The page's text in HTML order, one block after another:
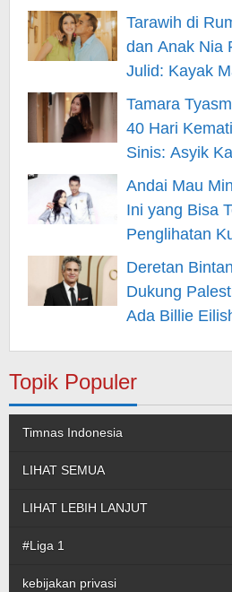
Berita Hiburan
Tarawih di
dan Anak Nia
Julid: Kayak
Hiburan
Tamara
40 Hari
Sinis: Asyik
Berita Hiburan
Andai Mau
Ini yang Bisa
Penglihatan
Hiburan
Deretan
Dukung
Ada Billie
Topik Populer
Timnas Indonesia
LIHAT SEMUA
LIHAT LEBIH LANJUT
#Liga 1
kebijakan privasi